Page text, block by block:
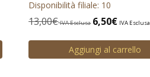
Disponibilità filiale: 10
13,00€ IVA Esclusa 6,50€ IVA Esclusa
Aggiungi al carrello